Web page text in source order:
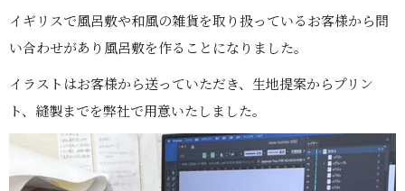
イギリスで風呂敷や和風の雑貨を取り扱っているお客様から問
い合わせがあり風呂敷を作ることになりました。
イラストはお客様から送っていただき、生地提案からプリン
ト、縫製までを弊社で用意いたしました。